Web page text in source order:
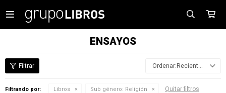

ENSAYOS
Recientes
Filtrando por: Libros Sub género: Religión Quitar filtros